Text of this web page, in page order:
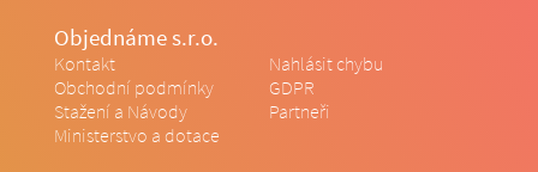
Objednáme s.r.o.
Kontakt
Nahlásit chybu
Obchodní podmínky
GDPR
Stažení a Návody
Partneři
Ministerstvo a dotace